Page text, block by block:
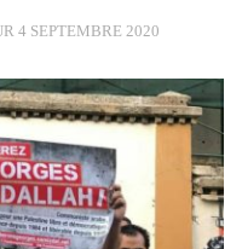
4 SEPTEMBRE 2020